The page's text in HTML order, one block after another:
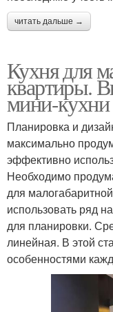
читать дальше →
Кухня для
квартиры.
мини-кухни
Планировка и
максимально
эффективно
Необходимо
для
использовать ряд
для планировки.
линейная. В этой
особенностями